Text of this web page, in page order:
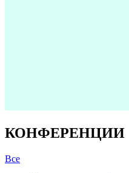
КОНФЕРЕНЦИИ
Все